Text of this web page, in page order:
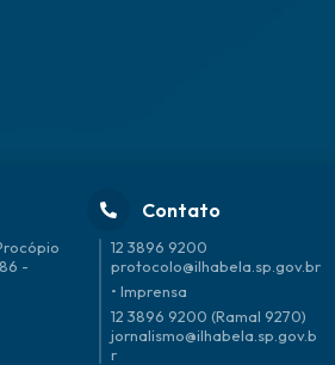
-
Contato
12 3896 9200
protocolo@ilhabela.sp.gov.br
• Imprensa
12 3896 9200 (Ramal 9270)
jornalismo@ilhabela.sp.gov.b
r